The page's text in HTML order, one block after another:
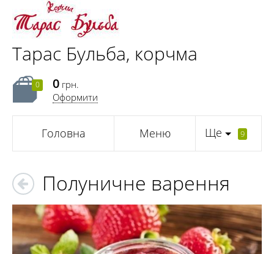
Тарас Бульба, корчма
0 0 грн.
Оформити
Головна Меню Ще 9
Полуничне варення